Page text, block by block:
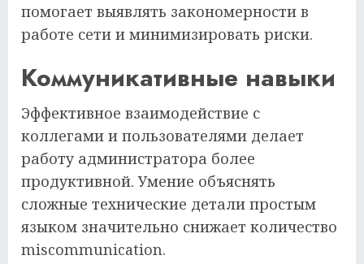
помогает выявлять закономерности в
работе сети и минимизировать риски.
Коммуникативные навыки
Эффективное взаимодействие с
коллегами и пользователями делает
работу администратора более
продуктивной. Умение объяснять
сложные технические детали простым
языком значительно снижает количество
miscommunication.